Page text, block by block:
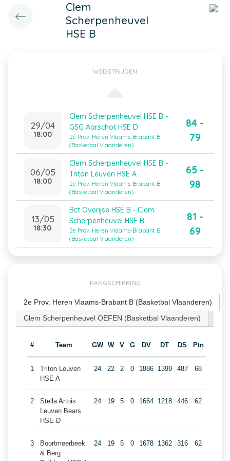
Clem
Scherpenheuvel
HSE B
WEDSTRIJDEN
29/04
18:00
Clem Scherpenheuvel HSE B -
GSG Aarschot HSE D
2e Prov. Heren Vlaams-Brabant B
(Basketbal Vlaanderen)
84 -
79
06/05
18:00
Clem Scherpenheuvel HSE B -
Triton Leuven HSE A
2e Prov. Heren Vlaams-Brabant B
(Basketbal Vlaanderen)
65 -
98
13/05
18:30
Bct Overijse HSE B - Clem
Scherpenheuvel HSE B
2e Prov. Heren Vlaams-Brabant B
(Basketbal Vlaanderen)
81 -
69
RANGSCHIKKING
2e Prov. Heren Vlaams-Brabant B (Basketbal Vlaanderen)
Clem Scherpenheuvel OEFEN (Basketbal Vlaanderen)
# Team GW W V G DV DT DS Ptn
1
Triton Leuven
HSE A
24 22 2 0 1886 1399 487 68
2
Stella Artois
Leuven Bears
HSE D
24 19 5 0 1664 1218 446 62
3
Boortmeerbeek
& Berg
24 19 5 0 1678 1362 316 62